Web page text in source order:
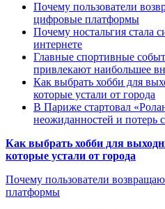
Почему пользователи
цифровые платформы
Почему ностальгия стала
интернете
Главные спортивные
привлекают наибольшее
Как выбрать хобби для
которые устали от города
В Париже стартовал
неожиданностей и потерь
Как выбрать хобби для
которые устали от города
Почему пользователи
платформы